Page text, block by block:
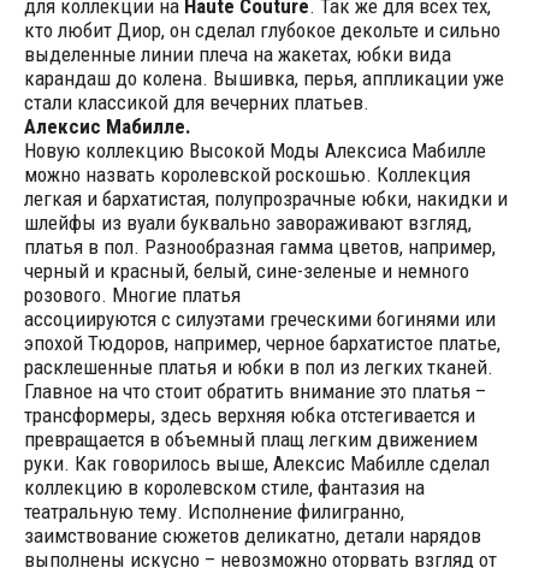
для коллекции на Haute Couture. Так же для всех тех,
кто любит Диор, он сделал глубокое декольте и сильно
выделенные линии плеча на жакетах, юбки вида
карандаш до колена. Вышивка, перья, аппликации уже
стали классикой для вечерних платьев.
Алексис Мабилле.
Новую коллекцию Высокой Моды Алексиса Мабилле
можно назвать королевской роскошью. Коллекция
легкая и бархатистая, полупрозрачные юбки, накидки и
шлейфы из вуали буквально завораживают взгляд,
платья в пол. Разнообразная гамма цветов, например,
черный и красный, белый, сине-зеленые и немного
розового. Многие платья
ассоциируются с силуэтами греческими богинями или
эпохой Тюдоров, например, черное бархатистое платье,
расклешенные платья и юбки в пол из легких тканей.
Главное на что стоит обратить внимание это платья –
трансформеры, здесь верхняя юбка отстегивается и
превращается в объемный плащ легким движением
руки. Как говорилось выше, Алексис Мабилле сделал
коллекцию в королевском стиле, фантазия на
театральную тему. Исполнение филигранно,
заимствование сюжетов деликатно, детали нарядов
выполнены искусно – невозможно оторвать взгляд от